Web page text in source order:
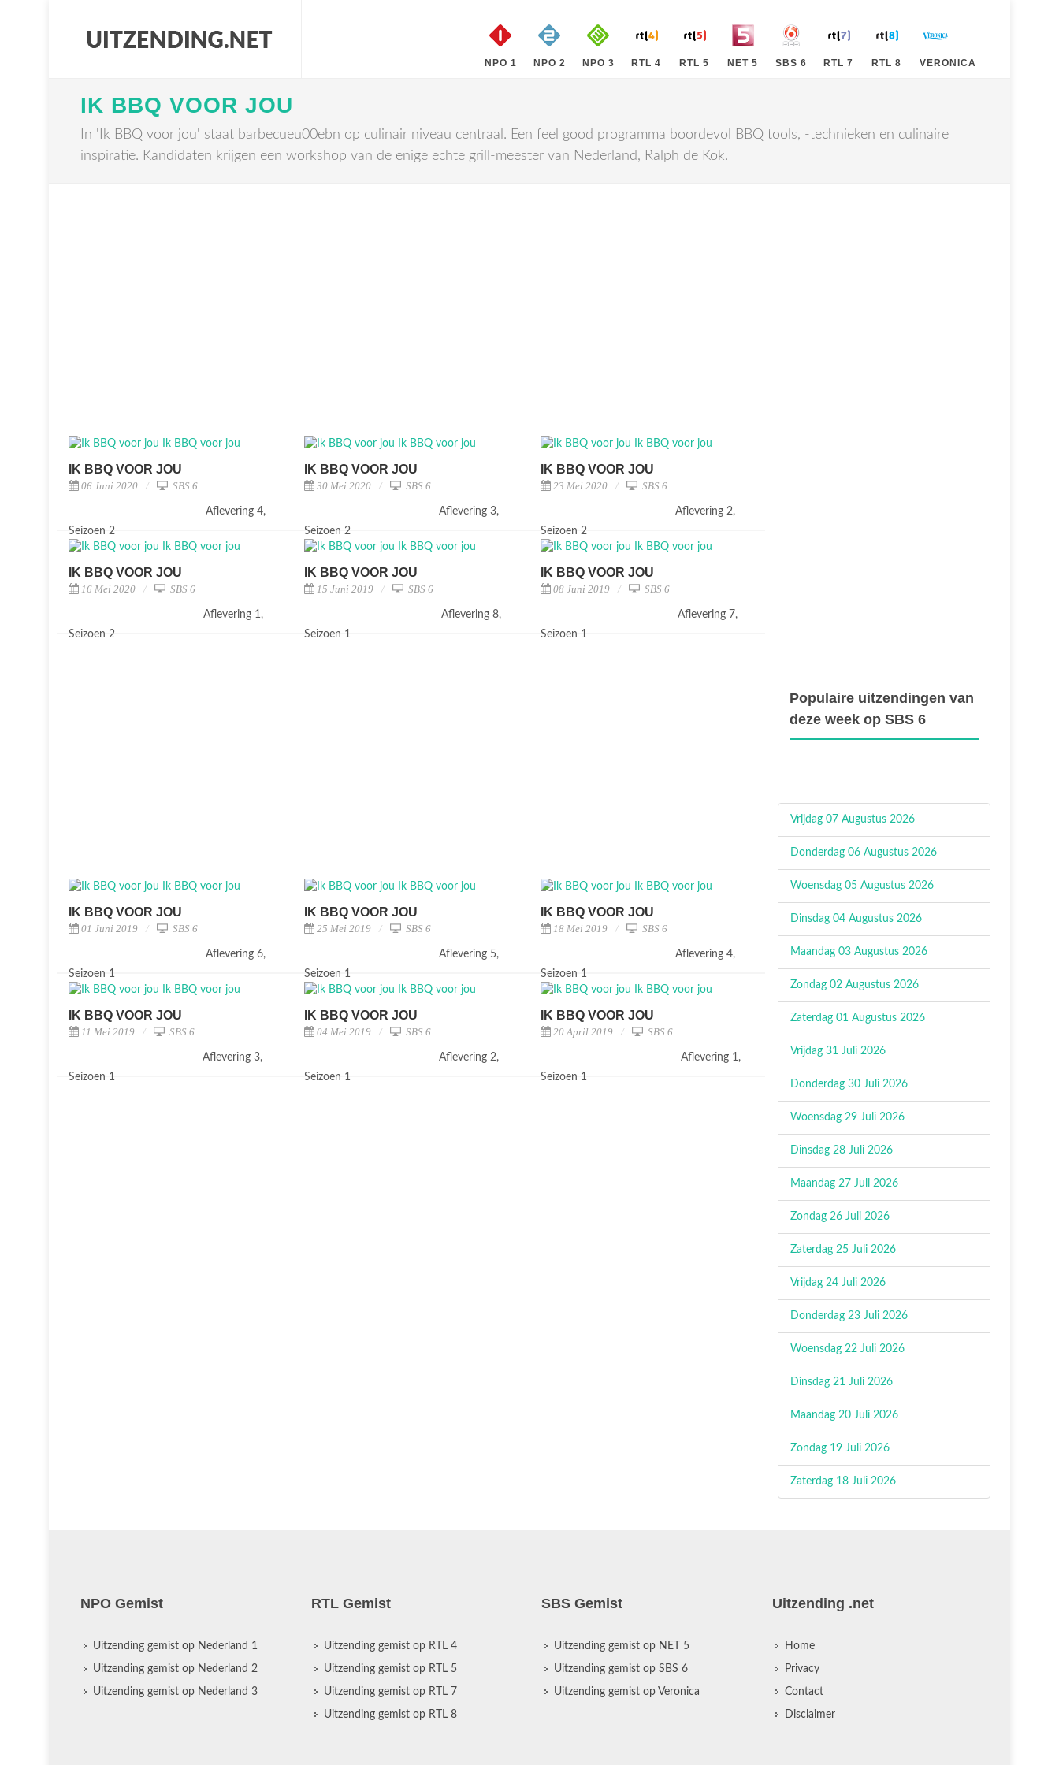
NPO 1 NPO 2 NPO 3 RTL 4 RTL 5 NET 5 SBS 6 RTL 7 RTL 8 VERONICA
IK BBQ VOOR JOU
In 'Ik BBQ voor jou' staat barbecueu00ebn op culinair niveau centraal. Een feel good programma boordevol BBQ tools, -technieken en culinaire
inspiratie. Kandidaten krijgen een workshop van de enige echte grill-meester van Nederland, Ralph de Kok.
IK BBQ VOOR JOU
06 Juni 2020 SBS 6
Aflevering 4,
Seizoen 2
IK BBQ VOOR JOU
30 Mei 2020 SBS 6
Aflevering 3,
Seizoen 2
IK BBQ VOOR JOU
23 Mei 2020 SBS 6
Aflevering 2,
Seizoen 2
IK BBQ VOOR JOU
16 Mei 2020 SBS 6
Aflevering 1,
Seizoen 2
IK BBQ VOOR JOU
15 Juni 2019 SBS 6
Aflevering 8,
Seizoen 1
IK BBQ VOOR JOU
08 Juni 2019 SBS 6
Aflevering 7,
Seizoen 1
IK BBQ VOOR JOU
01 Juni 2019 SBS 6
Aflevering 6,
Seizoen 1
IK BBQ VOOR JOU
25 Mei 2019 SBS 6
Aflevering 5,
Seizoen 1
IK BBQ VOOR JOU
18 Mei 2019 SBS 6
Aflevering 4,
Seizoen 1
IK BBQ VOOR JOU
11 Mei 2019 SBS 6
Aflevering 3,
Seizoen 1
IK BBQ VOOR JOU
04 Mei 2019 SBS 6
Aflevering 2,
Seizoen 1
IK BBQ VOOR JOU
20 April 2019 SBS 6
Aflevering 1,
Seizoen 1
Populaire uitzendingen van
deze week op SBS 6
Vrijdag 07 Augustus 2026
Donderdag 06 Augustus 2026
Woensdag 05 Augustus 2026
Dinsdag 04 Augustus 2026
Maandag 03 Augustus 2026
Zondag 02 Augustus 2026
Zaterdag 01 Augustus 2026
Vrijdag 31 Juli 2026
Donderdag 30 Juli 2026
Woensdag 29 Juli 2026
Dinsdag 28 Juli 2026
Maandag 27 Juli 2026
Zondag 26 Juli 2026
Zaterdag 25 Juli 2026
Vrijdag 24 Juli 2026
Donderdag 23 Juli 2026
Woensdag 22 Juli 2026
Dinsdag 21 Juli 2026
Maandag 20 Juli 2026
Zondag 19 Juli 2026
Zaterdag 18 Juli 2026
NPO Gemist
Uitzending gemist op Nederland 1
Uitzending gemist op Nederland 2
Uitzending gemist op Nederland 3
RTL Gemist
Uitzending gemist op RTL 4
Uitzending gemist op RTL 5
Uitzending gemist op RTL 7
Uitzending gemist op RTL 8
SBS Gemist
Uitzending gemist op NET 5
Uitzending gemist op SBS 6
Uitzending gemist op Veronica
Uitzending .net
Home
Privacy
Contact
Disclaimer